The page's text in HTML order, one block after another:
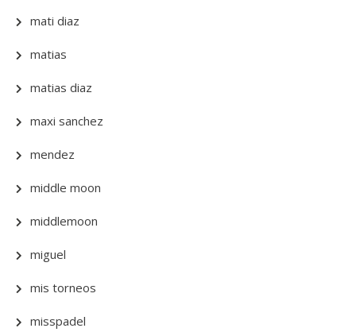
mati diaz
matias
matias diaz
maxi sanchez
mendez
middle moon
middlemoon
miguel
mis torneos
misspadel